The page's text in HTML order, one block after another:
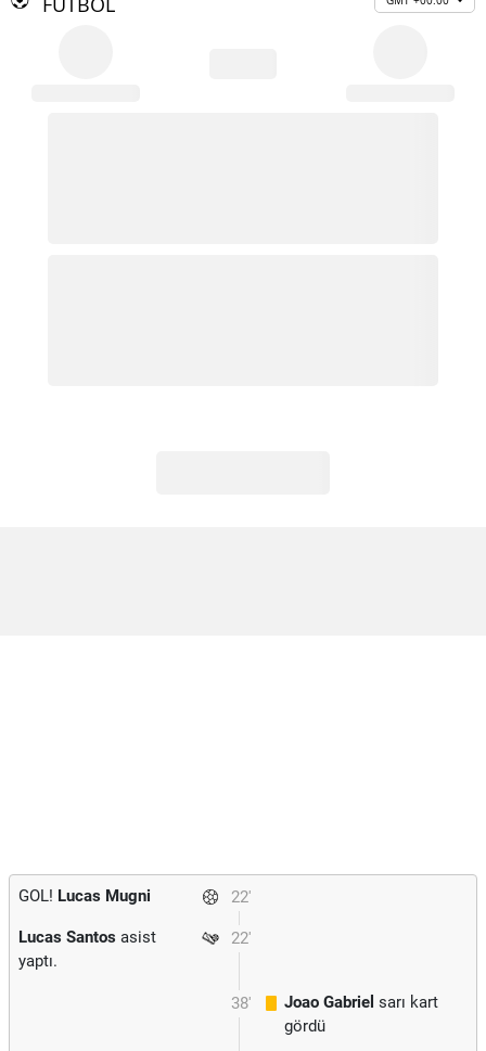
22'
GOL! Lucas Mugni
22'
Lucas Santos asist
yaptı.
38' Joao Gabriel sarı kart
gördü